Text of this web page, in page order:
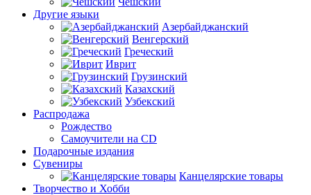
Другие языки
Азербайджанский
Венгерский
Греческий
Иврит
Грузинский
Казахский
Узбекский
Распродажа
Рождество
Самоучители на CD
Подарочные издания
Сувениры
Канцелярские товары
Творчество и Хобби